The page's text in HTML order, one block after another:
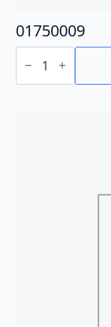
01750009
01750009
adet